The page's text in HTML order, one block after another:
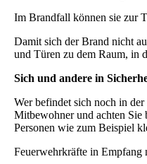
Im Brandfall können sie zur
Damit sich der Brand nicht
und Türen zu dem Raum, in
Sich und andere in
Wer befindet sich noch in
Mitbewohner und achten Sie
Personen wie zum Beispiel
Feuerwehrkräfte in Empfang